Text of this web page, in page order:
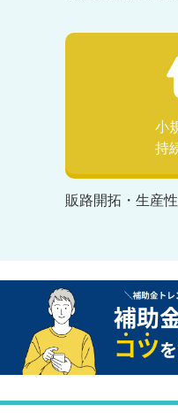
小
持
販路開拓・生産